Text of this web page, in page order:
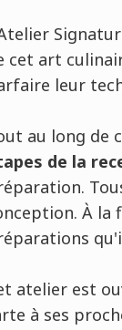
cet art
leur
au long de
de la
À la
atelier est
à ses